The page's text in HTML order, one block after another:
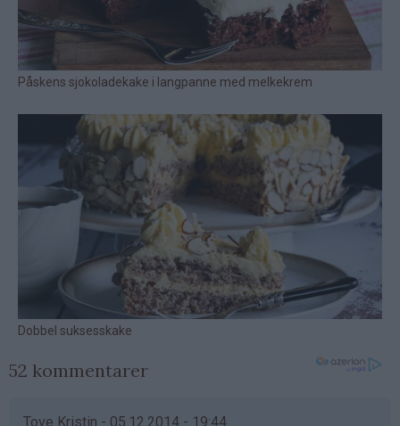
52 kommentarer
Tove Kristin - 05.12.2014 - 19:44